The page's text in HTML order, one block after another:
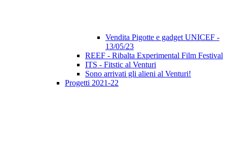
Vendita Pigotte e gadget UNICEF -
13/05/23
REEF - Ribalta Experimental Film Festival
ITS - Fitstic al Venturi
Sono arrivati gli alieni al Venturi!
Progetti 2021-22